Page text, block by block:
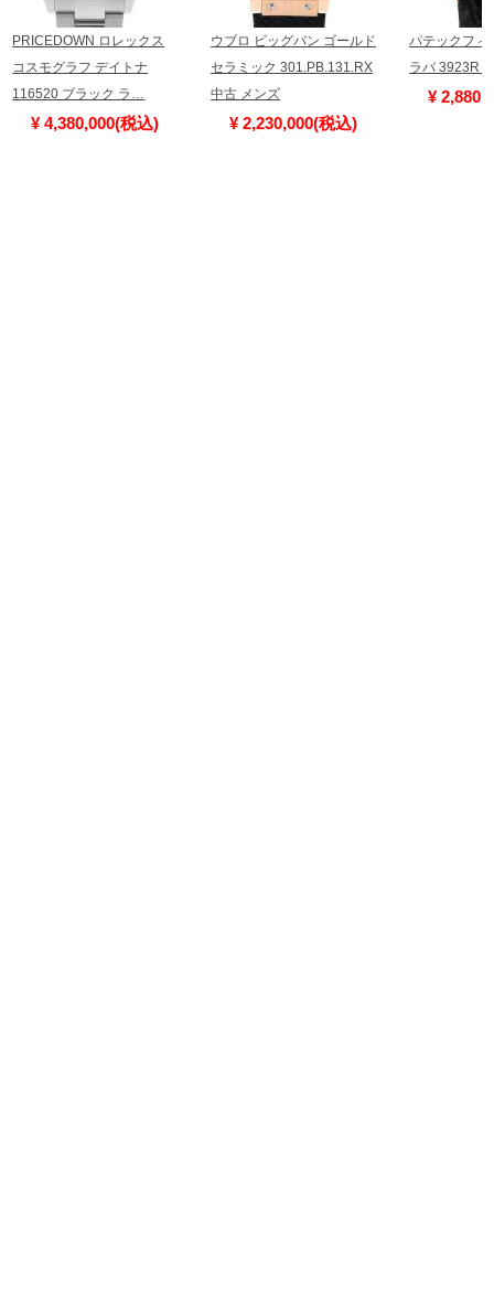
PRICEDOWN ロレックス
コスモグラフ デイトナ
116520 ブラック ラ…
¥ 4,380,000(税込)
ウブロ ビッグバン ゴールド
セラミック 301.PB.131.RX
中古 メンズ
¥ 2,230,000(税込)
パテックフィ
ラバ 3923R
¥